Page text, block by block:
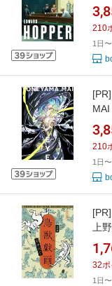
210
1日
[PR]
210
1日
[PR]
上
32ポ
1日